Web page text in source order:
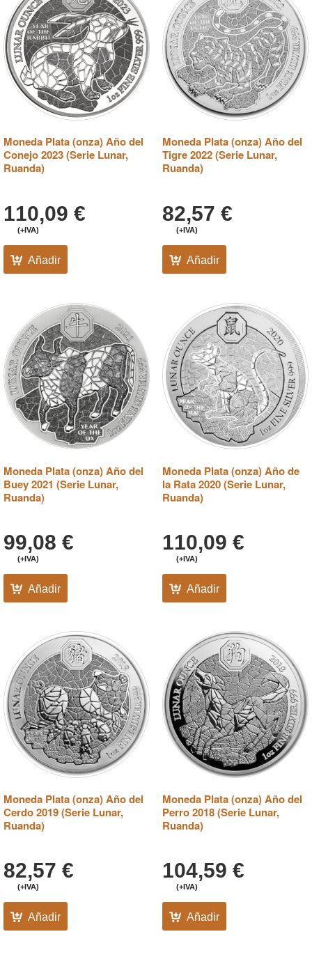
Moneda Plata (onza) Año del
Conejo 2023 (Serie Lunar,
Ruanda)
110,09 €
(+IVA)
Añadir
Moneda Plata (onza) Año del
Tigre 2022 (Serie Lunar,
Ruanda)
82,57 €
(+IVA)
Añadir
Moneda Plata (onza) Año del
Buey 2021 (Serie Lunar,
Ruanda)
99,08 €
(+IVA)
Añadir
Moneda Plata (onza) Año de
la Rata 2020 (Serie Lunar,
Ruanda)
110,09 €
(+IVA)
Añadir
Moneda Plata (onza) Año del
Cerdo 2019 (Serie Lunar,
Ruanda)
82,57 €
(+IVA)
Añadir
Moneda Plata (onza) Año del
Perro 2018 (Serie Lunar,
Ruanda)
104,59 €
(+IVA)
Añadir